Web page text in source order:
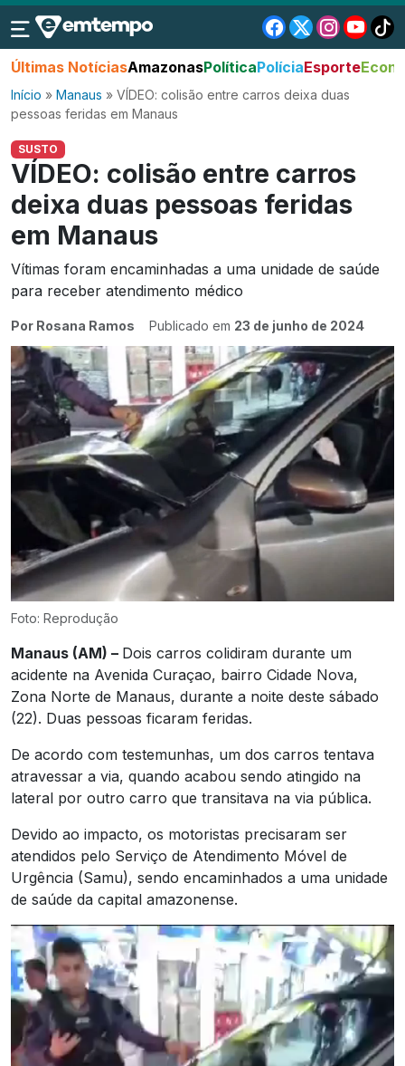
Últimas NotíciasAmazonasPolíticaPolíciaEsporte
Início » Manaus » VÍDEO: colisão entre carros deixa duas
pessoas feridas em Manaus
SUSTO
VÍDEO: colisão entre carros
deixa duas pessoas feridas
em Manaus
Vítimas foram encaminhadas a uma unidade de saúde
para receber atendimento médico
Por Rosana Ramos Publicado em 23 de junho de 2024
Foto: Reprodução
Manaus (AM) – Dois carros colidiram durante um
acidente na Avenida Curaçao, bairro Cidade Nova,
Zona Norte de Manaus, durante a noite deste sábado
(22). Duas pessoas ficaram feridas.
De acordo com testemunhas, um dos carros tentava
atravessar a via, quando acabou sendo atingido na
lateral por outro carro que transitava na via pública.
Devido ao impacto, os motoristas precisaram ser
atendidos pelo Serviço de Atendimento Móvel de
Urgência (Samu), sendo encaminhados a uma unidade
de saúde da capital amazonense.